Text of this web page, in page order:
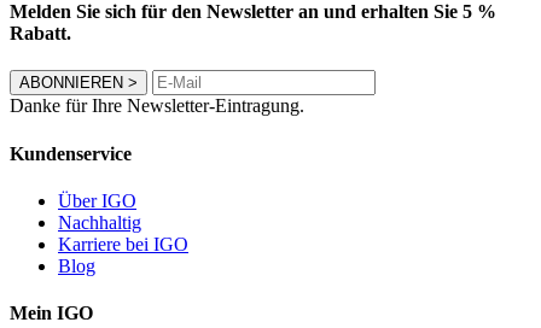
Melden Sie sich für den Newsletter an und erhalten Sie 5 %
Rabatt.
ABONNIEREN >
Danke für Ihre Newsletter-Eintragung.
Kundenservice
Über IGO
Nachhaltig
Karriere bei IGO
Blog
Mein IGO